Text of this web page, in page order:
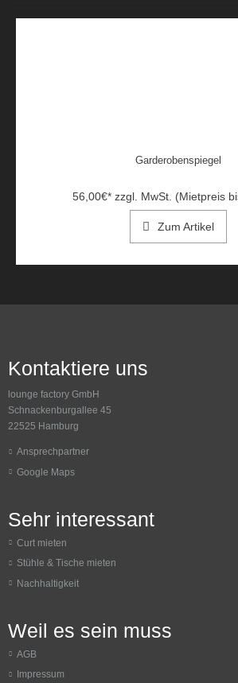
Garderobenspiegel
56,00€* zzgl. MwSt. (Mietpreis
Zum Artikel
Kontaktiere uns
lounge factory GmbH
Schnackenburgallee 45
22525 Hamburg
Ansprechpartner
Google Maps
Sehr interessant
Curt mieten
Stühle & Tische mieten
Nachhaltigkeit
Weil es sein muss
AGB
Impressum